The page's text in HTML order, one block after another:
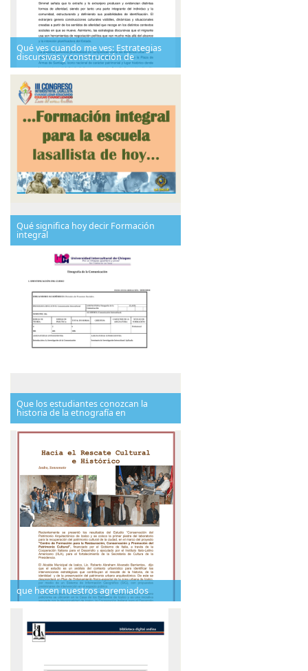
Qué ves cuando me ves: Estrategias
discursivas y construcción de
Qué significa hoy decir Formación
integral
Que los estudiantes conozcan la
historia de la etnografía en
que hacen nuestros agremiados